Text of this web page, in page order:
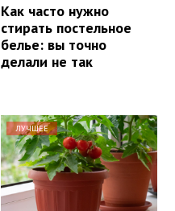
Как часто нужно
стирать постельное
белье: вы точно
делали не так
ЛУЧШЕЕ